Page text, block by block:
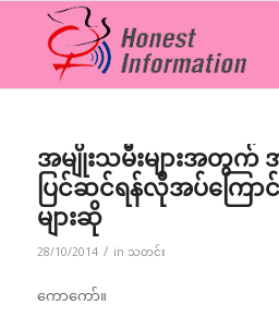
အမျိုးသမီးများအတွက်
ပြင်ဆင်ရန်လိုအပ်ကြော
များဆို
28/10/2014 / in သတင်း
ကောကော်။